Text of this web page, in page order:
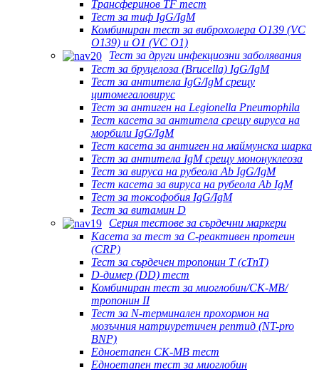
Трансферинов TF тест
Тест за тиф IgG/IgM
Комбиниран тест за виброхолера O139 (VC
O139) и O1 (VC O1)
Тест за други инфекциозни заболявания
Тест за бруцелоза (Brucella) IgG/IgM
Тест за антитела IgG/IgM срещу
цитомегаловирус
Тест за антиген на Legionella Pneumophila
Тест касета за антитела срещу вируса на
морбили IgG/IgM
Тест касета за антиген на маймунска шарка
Тест за антитела IgM срещу мононуклеоза
Тест за вируса на рубеола Ab IgG/IgM
Тест касета за вируса на рубеола Ab IgM
Тест за токсофобия IgG/IgM
Тест за витамин D
Серия тестове за сърдечни маркери
Касета за тест за C-реактивен протеин
(CRP)
Тест за сърдечен тропонин Т (cTnT)
D-димер (DD) тест
Комбиниран тест за миоглобин/CK-MB/
тропонин II
Тест за N-терминален прохормон на
мозъчния натриуретичен рептид (NT-pro
BNP)
Едноетапен CK-MB тест
Едноетапен тест за миоглобин